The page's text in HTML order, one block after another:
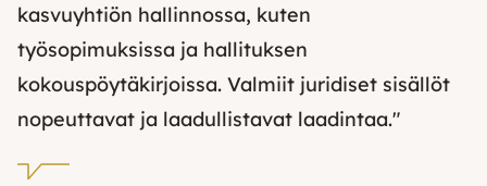
kasvuyhtiön hallinnossa, kuten
työsopimuksissa ja hallituksen
kokouspöytäkirjoissa. Valmiit juridiset sisällöt
nopeuttavat ja laadullistavat laadintaa."